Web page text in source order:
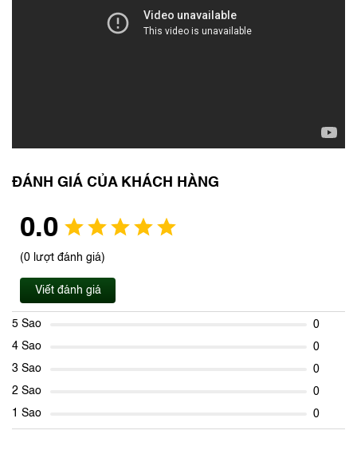
ĐÁNH GIÁ CỦA KHÁCH HÀNG
0.0
(0 lượt đánh giá)
Viết đánh giá
5 Sao
0
4 Sao
0
3 Sao
0
2 Sao
0
1 Sao
0